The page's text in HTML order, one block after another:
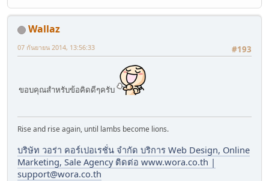
Wallaz
#193
07 กันยายน 2014, 13:56:33
ขอบคุณสำหรับข้อคิดดีๆครับ
Rise and rise again, until lambs become lions.
บริษัท วอร่า คอร์เปอเรชั่น จำกัด บริการ Web Design, Online
Marketing, Sale Agency ติดต่อ www.wora.co.th |
support@wora.co.th